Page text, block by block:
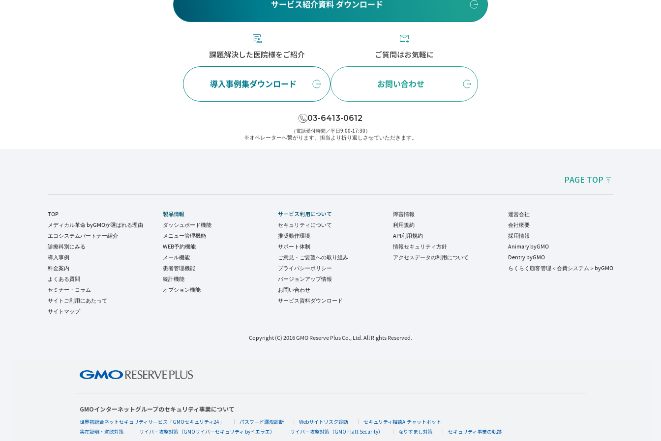
サービス紹介資料 ダウンロード
課題解決した医院様をご紹介
導入事例集ダウンロード
ご質問はお気軽に
お問い合わせ
03-6413-0612
（電話受付時間／平日9:00-17:30）
※オペレーターへ繋がります。 担当より折り返しさせていただきます。
PAGE TOP
TOP
メディカル革命 byGMOが選ばれる理由
エコシステムパートナー紹介
診療科別にみる
導入事例
料金案内
よくある質問
セミナー・コラム
サイトご利用にあたって
サイトマップ
製品情報
ダッシュボード機能
メニュー管理機能
WEB予約機能
メール機能
患者管理機能
統計機能
オプション機能
サービス利用について
セキュリティについて
推奨動作環境
サポート体制
ご意見・ご要望への取り組み
プライバシーポリシー
バージョンアップ情報
お問い合わせ
サービス資料ダウンロード
障害情報
利用規約
API利用規約
情報セキュリティ方針
アクセスデータの利用について
運営会社
会社概要
採用情報
Animary byGMO
Dentry byGMO
らくらく顧客管理＜会費システム＞byGMO
Copyright (C) 2016 GMO Reserve Plus Co., Ltd. All Rights Reserved.
GMOインターネットグループのセキュリティ事業について
世界初総合ネットセキュリティサービス「GMOセキュリティ24」 パスワード漏洩診断 Webサイトリスク診断
セキュリティ相談AIチャットボット
実在証明・盗聴対策
サイバー攻撃対策（GMOサイバーセキュリティ byイエラエ） サイバー攻撃対策（GMO Flatt Security） なりすまし対策 セキュリティ事業の軌跡